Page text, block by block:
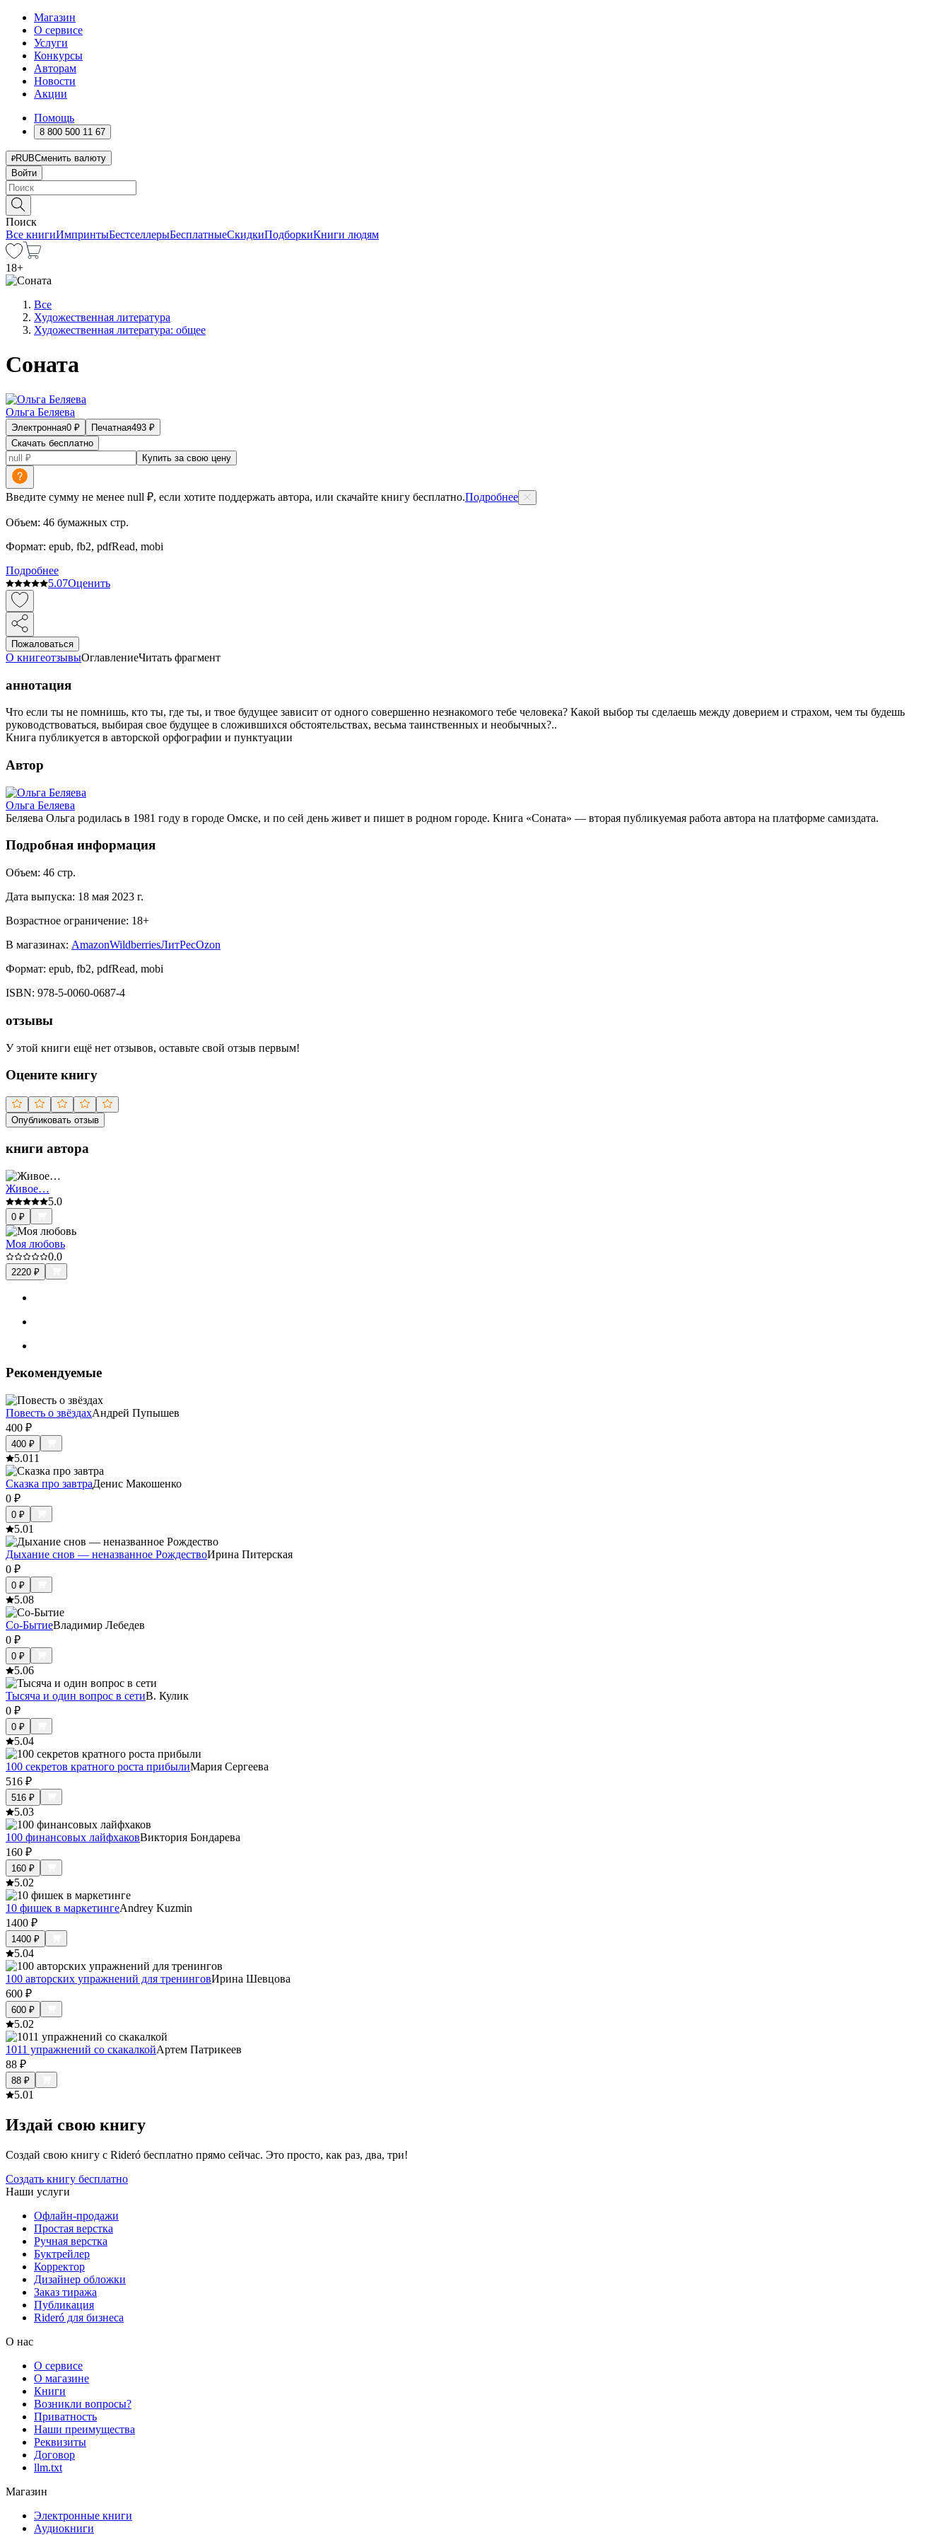
Магазин
О сервисе
Услуги
Конкурсы
Авторам
Новости
Акции
Помощь
8 800 500 11 67
RUBСменить валюту
Войти
Поиск
Все книгиИмпринтыБестселлерыБесплатныеСкидкиПодборкиКниги людям
18+
Все
Художественная литература
Художественная литература: общее
Соната
Ольга Беляева
Электронная0 ₽ Печатная493 ₽
Скачать бесплатно
Купить за свою цену
Введите сумму не менее null ₽, если хотите поддержать автора, или скачайте книгу бесплатно.Подробнее
Объем: 46 бумажных стр.
Формат: epub, fb2, pdfRead, mobi
Подробнее
5.07Оценить
Пожаловаться
О книгеотзывыОглавлениеЧитать фрагмент
аннотация
Что если ты не помнишь, кто ты, где ты, и твое будущее зависит от одного совершенно незнакомого тебе человека? Какой выбор ты сделаешь между доверием и страхом, чем ты будешь
руководствоваться, выбирая свое будущее в сложившихся обстоятельствах, весьма таинственных и необычных?..
Книга публикуется в авторской орфографии и пунктуации
Автор
Ольга Беляева
Беляева Ольга родилась в 1981 году в городе Омске, и по сей день живет и пишет в родном городе. Книга «Соната» — вторая публикуемая работа автора на платформе самиздата.
Подробная информация
Объем: 46 стр.
Дата выпуска: 18 мая 2023 г.
Возрастное ограничение: 18+
В магазинах: AmazonWildberriesЛитРесOzon
Формат: epub, fb2, pdfRead, mobi
ISBN: 978-5-0060-0687-4
отзывы
У этой книги ещё нет отзывов, оставьте свой отзыв первым!
Оцените книгу
Опубликовать отзыв
книги автора
Живое…
5.0
0 ₽
Моя любовь
0.0
2220 ₽
Рекомендуемые
Повесть о звёздахАндрей Пупышев
400 ₽
400 ₽
5.011
Сказка про завтраДенис Макошенко
0 ₽
0 ₽
5.01
Дыхание снов — неназванное РождествоИрина Питерская
0 ₽
0 ₽
5.08
Со-БытиеВладимир Лебедев
0 ₽
0 ₽
5.06
Тысяча и один вопрос в сетиВ. Кулик
0 ₽
0 ₽
5.04
100 секретов кратного роста прибылиМария Сергеева
516 ₽
516 ₽
5.03
100 финансовых лайфхаковВиктория Бондарева
160 ₽
160 ₽
5.02
10 фишек в маркетингеAndrey Kuzmin
1400 ₽
1400 ₽
5.04
100 авторских упражнений для тренинговИрина Шевцова
600 ₽
600 ₽
5.02
1011 упражнений со скакалкойАртем Патрикеев
88 ₽
88 ₽
5.01
Издай свою книгу
Создай свою книгу с Rideró бесплатно прямо сейчас. Это просто, как раз, два, три!
Создать книгу бесплатно
Наши услуги
Офлайн-продажи
Простая верстка
Ручная верстка
Буктрейлер
Корректор
Дизайнер обложки
Заказ тиража
Публикация
Rideró для бизнеса
О нас
О сервисе
О магазине
Книги
Возникли вопросы?
Приватность
Наши преимущества
Реквизиты
Договор
llm.txt
Магазин
Электронные книги
Аудиокниги